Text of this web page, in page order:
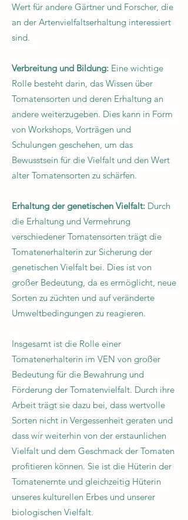
Wert für andere Gärtner und Forscher, die
an der Artenvielfaltserhaltung interessiert
sind.
Verbreitung und Bildung: Eine wichtige
Rolle besteht darin, das Wissen über
Tomatensorten und deren Erhaltung an
andere weiterzugeben. Dies kann in Form
von Workshops, Vorträgen und
Schulungen geschehen, um das
Bewusstsein für die Vielfalt und den Wert
alter Tomatensorten zu schärfen.
Erhaltung der genetischen Vielfalt: Durch
die Erhaltung und Vermehrung
verschiedener Tomatensorten trägt die
Tomatenerhalterin zur Sicherung der
genetischen Vielfalt bei. Dies ist von
großer Bedeutung, da es ermöglicht, neue
Sorten zu züchten und auf veränderte
Umweltbedingungen zu reagieren.
Insgesamt ist die Rolle einer
Tomatenerhalterin im VEN von großer
Bedeutung für die Bewahrung und
Förderung der Tomatenvielfalt. Durch ihre
Arbeit trägt sie dazu bei, dass wertvolle
Sorten nicht in Vergessenheit geraten und
dass wir weiterhin von der erstaunlichen
Vielfalt und dem Geschmack der Tomaten
profitieren können. Sie ist die Hüterin der
Tomatenernte und gleichzeitig Hüterin
unseres kulturellen Erbes und unserer
biologischen Vielfalt.